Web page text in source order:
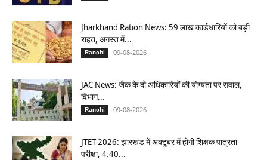
Jharkhand Ration News: 59 लाख कार्डधारियों को बड़ी
राहत, अगस्त में...
Ranchi 09-08-2026
JAC News: जैक के दो अधिकारियों की योग्यता पर सवाल,
विभाग...
Ranchi 09-08-2026
JTET 2026: झारखंड में अक्टूबर में होगी शिक्षक पात्रता
परीक्षा, 4.40...